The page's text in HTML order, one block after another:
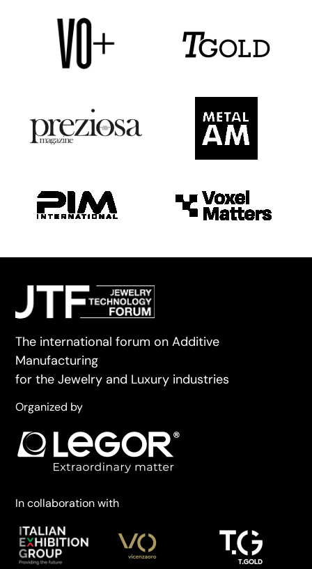
The international forum on Additive
Manufacturing
for the Jewelry and Luxury industries
Organized by
In collaboration with